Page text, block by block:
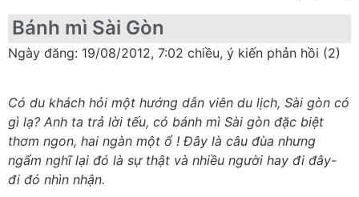
Bánh mì Sài Gòn
Ngày đăng: 19/08/2012, 7:02 chiều, ý kiến phản hồi (2)
Có du khách hỏi một hướng dẫn viên du lịch, Sài gòn có
gì lạ? Anh ta trả lời tếu, có bánh mì Sài gòn đặc biệt
thơm ngon, hai ngàn một ổ ! Đây là câu đùa nhưng
ngẩm nghĩ lại đó là sự thật và nhiều người hay đi đây-
đi đó nhìn nhận.